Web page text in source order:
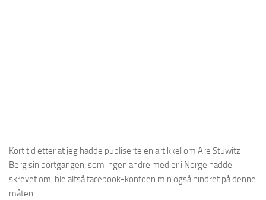
Kort tid etter at jeg hadde publiserte en artikkel om Are Stuwitz
Berg sin bortgangen, som ingen andre medier i Norge hadde
skrevet om, ble altså facebook-kontoen min også hindret på denne
måten.